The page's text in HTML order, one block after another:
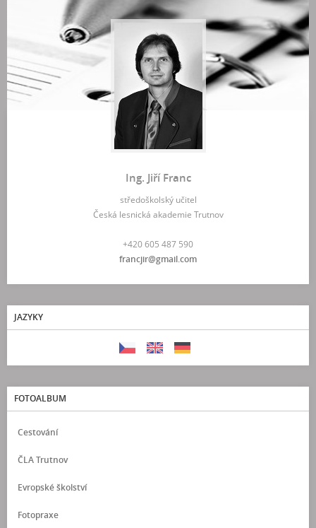
Ing. Jiří Franc
středoškolský učitel
Česká lesnická akademie Trutnov
+420 605 487 590
francjir@gmail.com
JAZYKY
FOTOALBUM
Cestování
ČLA Trutnov
Evropské školství
Fotopraxe